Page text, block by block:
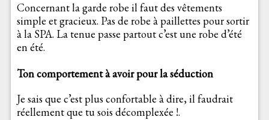
Concernant la garde robe il faut des vêtements
simple et gracieux. Pas de robe à paillettes pour sortir
à la SPA. La tenue passe partout c’est une robe d’été
en été.
Ton comportement à avoir pour la séduction
Je sais que c’est plus confortable à dire, il faudrait
réellement que tu sois décomplexée !.